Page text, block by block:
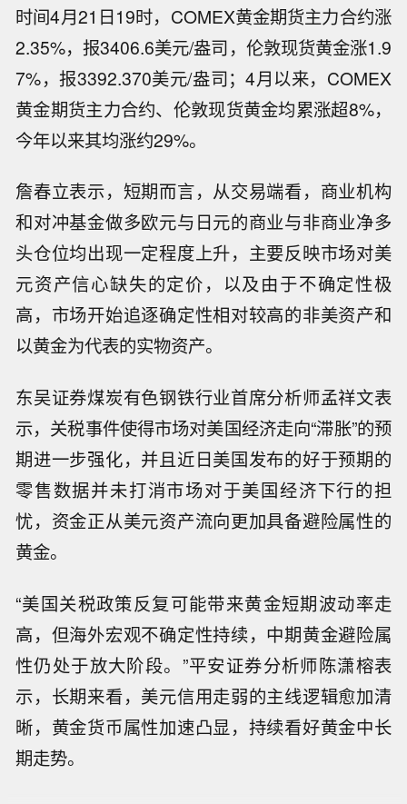
时间4月21日19时，COMEX黄金期货主力合约涨
2.35%，报3406.6美元/盎司，伦敦现货黄金涨1.9
7%，报3392.370美元/盎司；4月以来，COMEX
黄金期货主力合约、伦敦现货黄金均累涨超8%，
今年以来其均涨约29%。
詹春立表示，短期而言，从交易端看，商业机构
和对冲基金做多欧元与日元的商业与非商业净多
头仓位均出现一定程度上升，主要反映市场对美
元资产信心缺失的定价，以及由于不确定性极
高，市场开始追逐确定性相对较高的非美资产和
以黄金为代表的实物资产。
东吴证券煤炭有色钢铁行业首席分析师孟祥文表
示，关税事件使得市场对美国经济走向“滞胀”的预
期进一步强化，并且近日美国发布的好于预期的
零售数据并未打消市场对于美国经济下行的担
忧，资金正从美元资产流向更加具备避险属性的
黄金。
“美国关税政策反复可能带来黄金短期波动率走
高，但海外宏观不确定性持续，中期黄金避险属
性仍处于放大阶段。”平安证券分析师陈潇榕表
示，长期来看，美元信用走弱的主线逻辑愈加清
晰，黄金货币属性加速凸显，持续看好黄金中长
期走势。
【千亿级市场爆发】截至目前，2026年